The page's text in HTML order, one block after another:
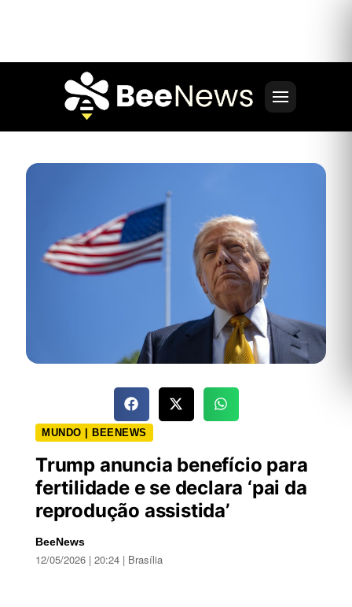
MUNDO | BEENEWS
Trump anuncia benefício para
fertilidade e se declara ‘pai da
reprodução assistida’
BeeNews
12/05/2026 | 20:24 | Brasília